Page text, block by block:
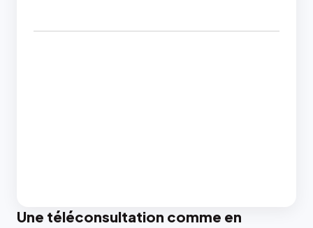
Une téléconsultation comme en